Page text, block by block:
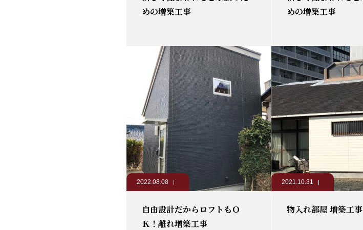
めの増築工事
めの増築工事
2022.08.08
自由設計だからロフトもＯ
Ｋ！離れ増築工事
2021.10.31
物入れ部屋 増築工事